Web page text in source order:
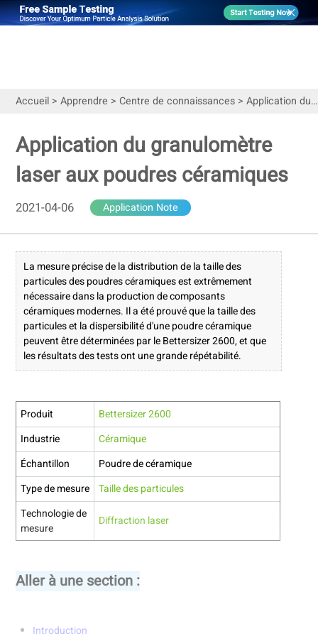
Accueil> Apprendre > Centre de connaissances> Application du granulomètre laser aux poudres céramiques
Application du granulomètre
laser aux poudres céramiques
2021-04-06 Application Note
La mesure précise de la distribution de la taille des
particules des poudres céramiques est extrêmement
nécessaire dans la production de composants
céramiques modernes. Il a été prouvé que la taille des
particules et la dispersibilité d'une poudre céramique
peuvent être déterminées par le Bettersizer 2600, et que
les résultats des tests ont une grande répétabilité.
Produit
Bettersizer 2600
Industrie
Céramique
Échantillon
Poudre de céramique
Type de mesure
Taille des particules
Technologie de
mesure
Diffraction laser
Aller à une section :
Introduction